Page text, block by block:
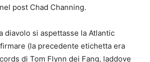
post Chad Channing.
diavolo si aspettasse la Atlantic
(la precedente etichetta era
di Tom Flynn dei Fang, laddove